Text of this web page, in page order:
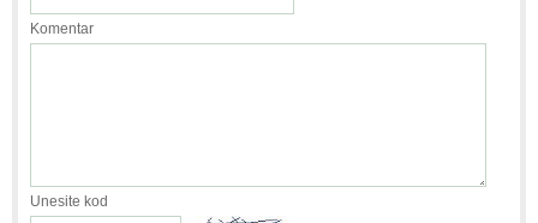
Komentar
Unesite kod